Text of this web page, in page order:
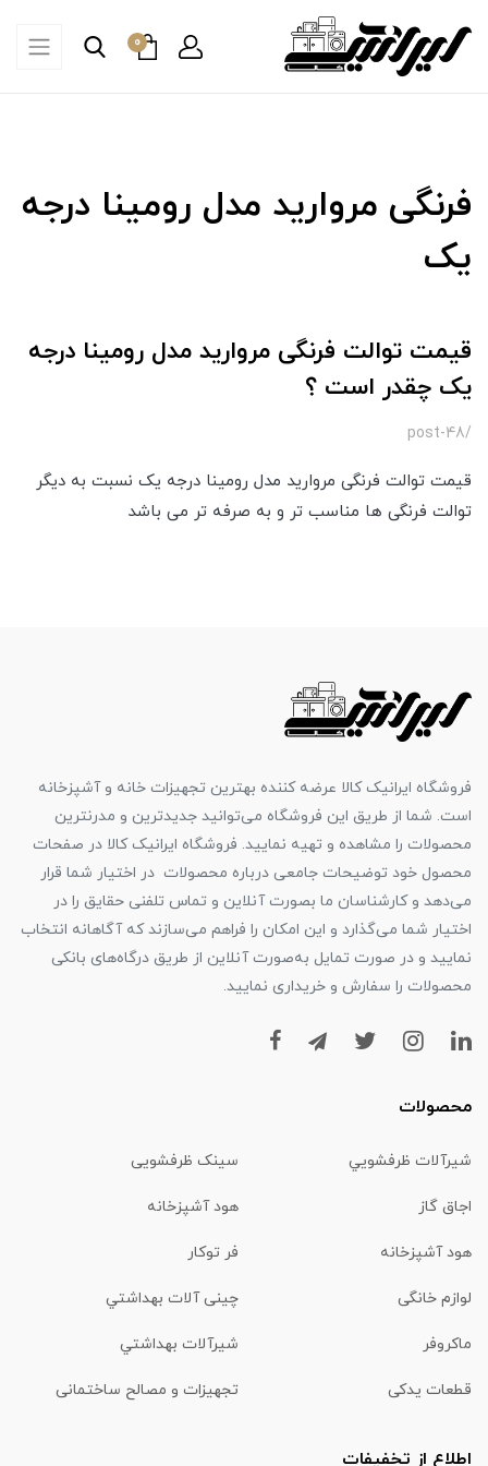
0
فرنگی مروارید مدل رومینا درجه
یک
قیمت توالت فرنگی مروارید مدل رومینا درجه
یک چقدر است ؟
/post-48
قیمت توالت فرنگی مروارید مدل رومینا درجه یک نسبت به دیگر
توالت فرنگی ها مناسب تر و به صرفه تر می باشد
فروشگاه ایرانیک کالا عرضه کننده بهترین تجهیزات خانه و آشپزخانه
است. شما از طریق این فروشگاه می‌توانید جدیدترین و مدرنترین
محصولات را مشاهده و تهیه نمایید. فروشگاه ایرانیک کالا در صفحات
محصول خود توضیحات جامعی درباره محصولات در اختیار شما قرار
می‌دهد و کارشناسان ما بصورت آنلاین و تماس تلفنی حقایق را در
اختیار شما می‌گذارد و این امکان را فراهم می‌سازند که آگاهانه انتخاب
نمایید و در صورت تمایل به‌صورت آنلاین از طریق درگاه‌های بانکی
محصولات را سفارش و خریداری نمایید.
محصولات
شیرآلات ظرفشويي سینک ظرفشویی
اجاق گاز هود آشپزخانه
هود آشپزخانه فر توکار
لوازم خانگی چینی آلات بهداشتي
ماكروفر شیرآلات بهداشتي
قطعات یدکی تجهیزات و مصالح ساختمانی
اطلاع از تخفیفات